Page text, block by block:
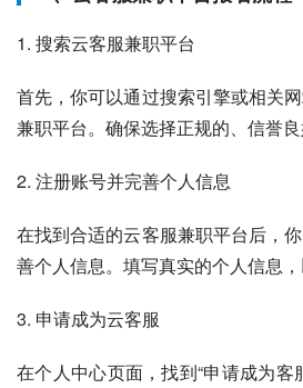
1. 搜索云客服兼职平台
首先，你可以通过搜索引擎或相关
兼职平台。确保选择正规的、信誉良
2. 注册账号并完善个人信息
在找到合适的云客服兼职平台后，
善个人信息。填写真实的个人信息，
3. 申请成为云客服
在个人中心页面，找到“申请成为客